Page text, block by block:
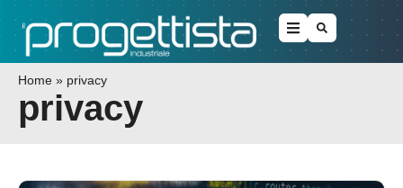
Home » privacy
privacy